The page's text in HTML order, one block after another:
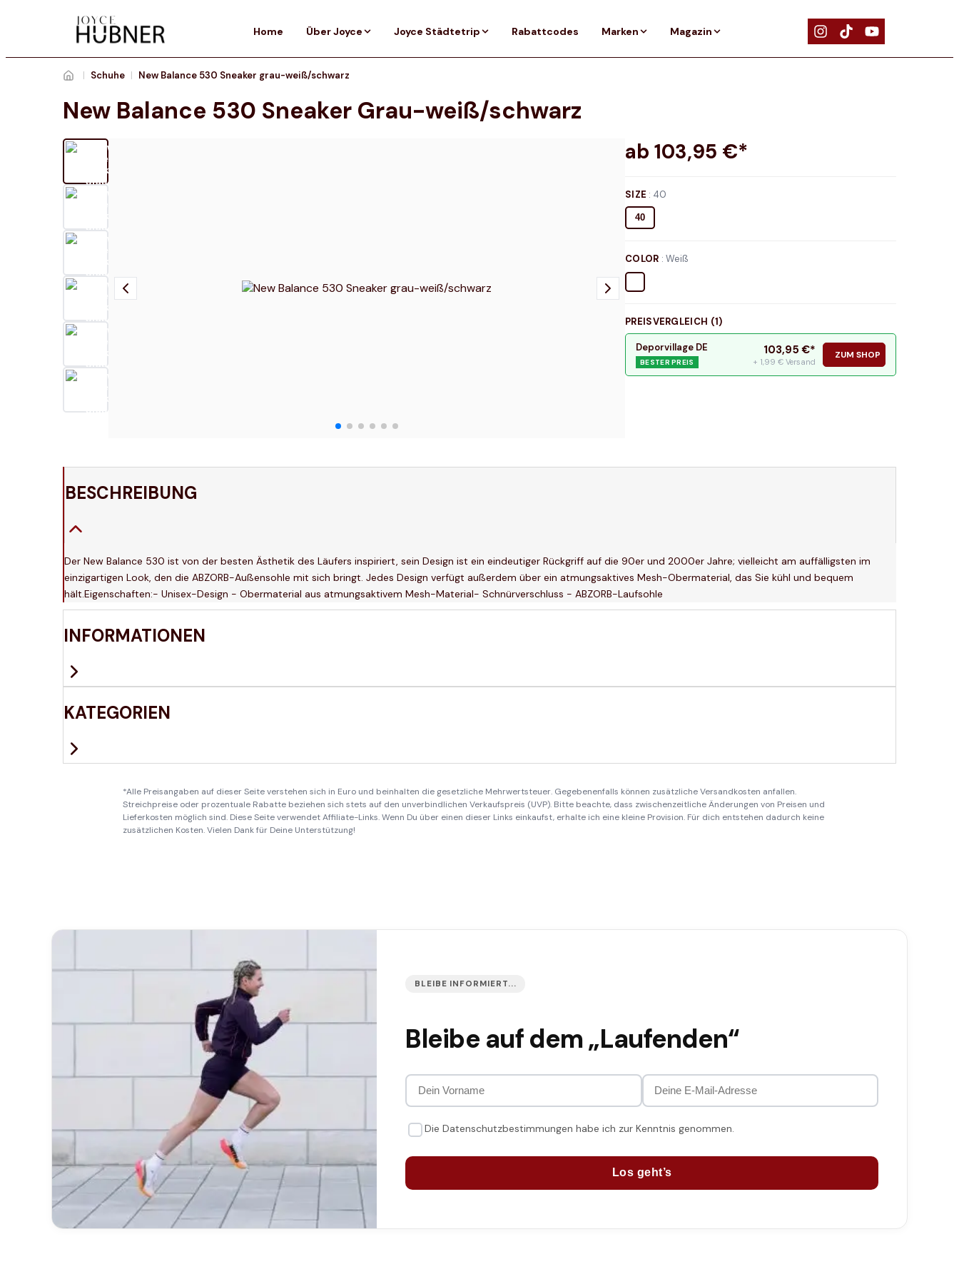
Home Über Joyce Joyce Städtetrip Rabattcodes Marken Magazin
| Schuhe | New Balance 530 Sneaker grau-weiß/schwarz
New Balance 530 Sneaker Grau-weiß/schwarz
ab 103,95 €*
SIZE : 40
40
COLOR : Weiß
PREISVERGLEICH (1)
Deporvillage DE
BESTER PREIS
103,95 €*
+ 1,99 € Versand
ZUM SHOP
BESCHREIBUNG
Der New Balance 530 ist von der besten Ästhetik des Läufers inspiriert, sein Design ist ein eindeutiger Rückgriff auf die 90er und 2000er Jahre; vielleicht am auffälligsten im
einzigartigen Look, den die ABZORB-Außensohle mit sich bringt. Jedes Design verfügt außerdem über ein atmungsaktives Mesh-Obermaterial, das Sie kühl und bequem
hält.Eigenschaften:- Unisex-Design - Obermaterial aus atmungsaktivem Mesh-Material- Schnürverschluss - ABZORB-Laufsohle
INFORMATIONEN
KATEGORIEN
*Alle Preisangaben auf dieser Seite verstehen sich in Euro und beinhalten die gesetzliche Mehrwertsteuer. Gegebenenfalls können zusätzliche Versandkosten anfallen.
Streichpreise oder prozentuale Rabatte beziehen sich stets auf den unverbindlichen Verkaufspreis (UVP). Bitte beachte, dass zwischenzeitliche Änderungen von Preisen und
Lieferkosten möglich sind. Diese Seite verwendet Affiliate-Links. Wenn Du über einen dieser Links einkaufst, erhalte ich eine kleine Provision. Für dich entstehen dadurch keine
zusätzlichen Kosten. Vielen Dank für Deine Unterstützung!
BLEIBE INFORMIERT...
Bleibe auf dem „Laufenden“
Die Datenschutzbestimmungen habe ich zur Kenntnis genommen.
Los geht’s